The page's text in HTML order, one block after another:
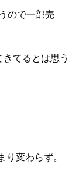
ので一部売
てるとは思う
変わらず。